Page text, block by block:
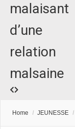
malaisant
d’une
relation
malsaine
Home / JEUNESSE /